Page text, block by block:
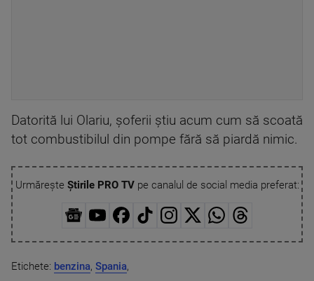
Datorită lui Olariu, șoferii știu acum cum să scoată
tot combustibilul din pompe fără să piardă nimic.
Urmărește Știrile PRO TVpe canalul de social media preferat:
Etichete: benzina, Spania,